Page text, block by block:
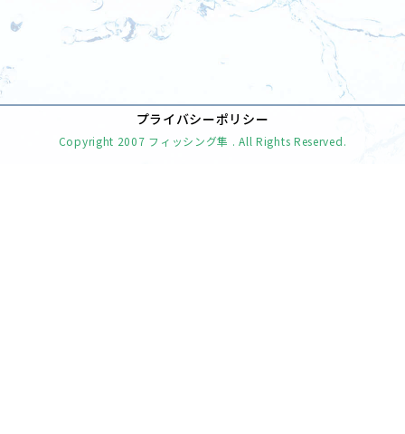
[%navi-pagenation%]
プライバシーポリシー
Copyright 2007 フィッシング隼 . All Rights Reserved.